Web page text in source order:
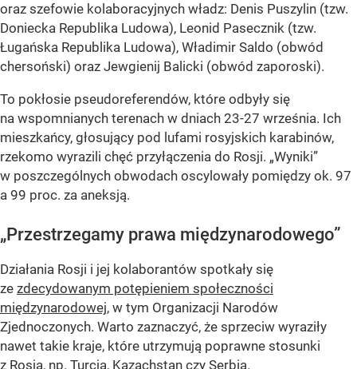
oraz szefowie kolaboracyjnych władz: Denis Puszylin (tzw.
Doniecka Republika Ludowa), Leonid Pasecznik (tzw.
Ługańska Republika Ludowa), Władimir Saldo (obwód
chersoński) oraz Jewgienij Balicki (obwód zaporoski).
To pokłosie pseudoreferendów, które odbyły się
na wspomnianych terenach w dniach 23-27 września. Ich
mieszkańcy, głosujący pod lufami rosyjskich karabinów,
rzekomo wyrazili chęć przyłączenia do Rosji. „Wyniki”
w poszczególnych obwodach oscylowały pomiędzy ok. 97
a 99 proc. za aneksją.
„Przestrzegamy prawa międzynarodowego”
Działania Rosji i jej kolaborantów spotkały się
ze zdecydowanym potępieniem społeczności
międzynarodowej, w tym Organizacji Narodów
Zjednoczonych. Warto zaznaczyć, że sprzeciw wyraziły
nawet takie kraje, które utrzymują poprawne stosunki
z Rosją, np. Turcja, Kazachstan czy Serbia.